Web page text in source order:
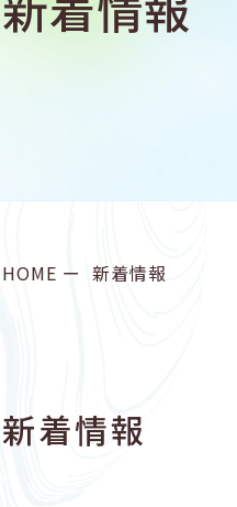
HOME 新着情報
新着情報